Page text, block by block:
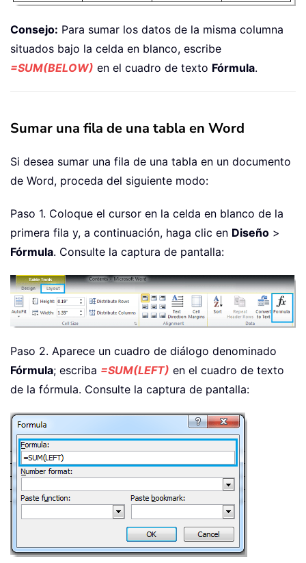
Consejo: Para sumar los datos de la misma columna
situados bajo la celda en blanco, escribe
=SUM(BELOW) en el cuadro de texto Fórmula.
Sumar una fila de una tabla en Word
Si desea sumar una fila de una tabla en un documento
de Word, proceda del siguiente modo:
Paso 1. Coloque el cursor en la celda en blanco de la
primera fila y, a continuación, haga clic en Diseño >
Fórmula. Consulte la captura de pantalla:
Paso 2. Aparece un cuadro de diálogo denominado
Fórmula; escriba =SUM(LEFT) en el cuadro de texto
de la fórmula. Consulte la captura de pantalla: